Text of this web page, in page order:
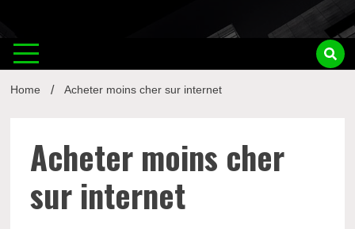
Home Acheter moins cher sur internet
Acheter moins cher
sur internet